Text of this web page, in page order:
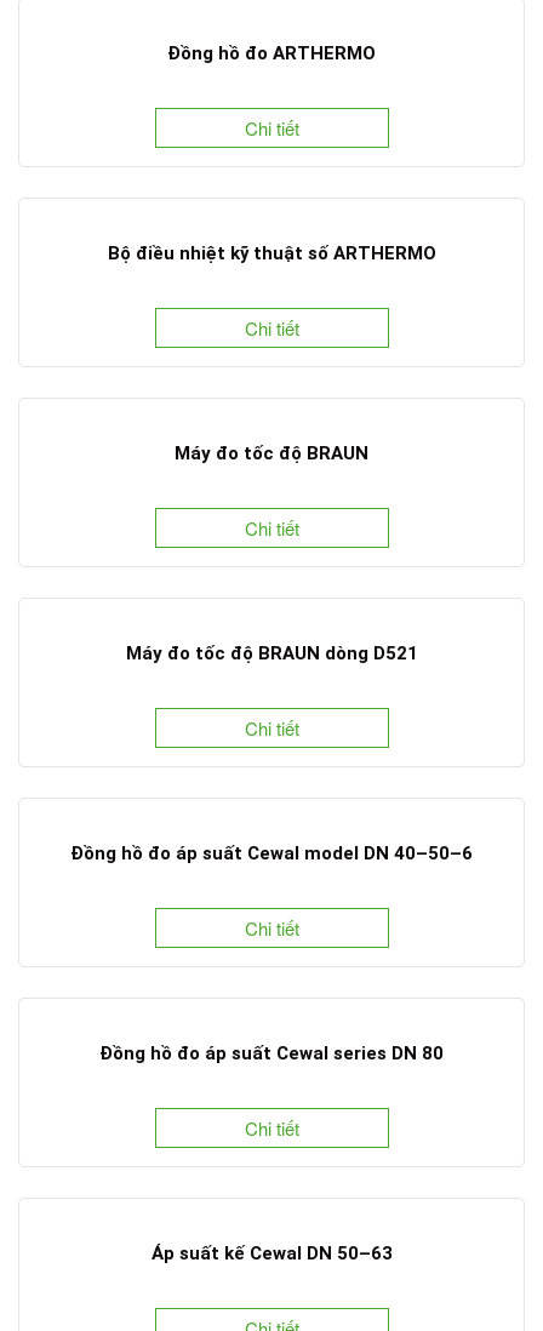
Đồng hồ đo ARTHERMO
Chi tiết
Bộ điều nhiệt kỹ thuật số ARTHERMO
Chi tiết
Máy đo tốc độ BRAUN
Chi tiết
Máy đo tốc độ BRAUN dòng D521
Chi tiết
Đồng hồ đo áp suất Cewal model DN 40–50–6
Chi tiết
Đồng hồ đo áp suất Cewal series DN 80
Chi tiết
Áp suất kế Cewal DN 50–63